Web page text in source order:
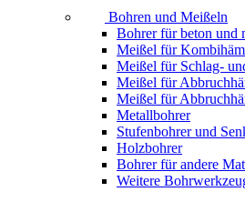
Bohren und Meißeln
Bohrer für beton und
Meißel für
Meißel für Schlag-
Meißel für
Meißel für
Metallbohrer
Stufenbohrer und
Holzbohrer
Bohrer für andere
Weitere